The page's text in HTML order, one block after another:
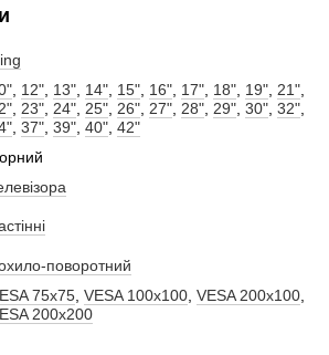
12" 13" 14" 15" 16" 17" 18" 19" 21"
23" 24" 25" 26" 27" 28" 29" 30" 32"
37" 39" 40" 42"
поворотний
75x75 VESA 100x100 VESA 200x100
200x200